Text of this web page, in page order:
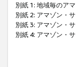
別紙 1: 地域毎のア
別紙 2: アマゾン・
別紙 3: アマゾン・
別紙 4: アマゾン・